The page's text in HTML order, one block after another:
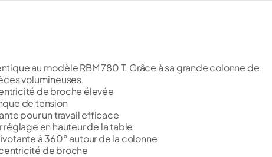
au modèle RBM 780 T. Grâce à sa grande colonne de
volumineuses.
de broche élevée
de tension
pour un travail efficace
en hauteur de la table
à 360° autour de la colonne
de broche